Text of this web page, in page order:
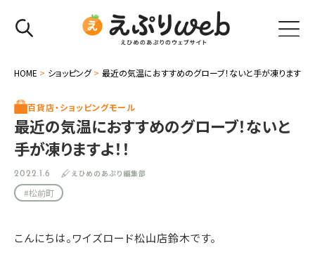
HOME > ショッピング > 最近の気温におすすめのグローブ！ないと手が凍りますよ！
百貨店・ショッピングモール
最近の気温におすすめのグローブ！ないと
手が凍りますよ！！
2022.1.6 えひめのあぷり編集部
#松前町
こんにちは。ワイズロード松山店鈴木です。